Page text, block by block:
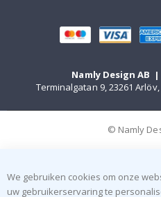
Namly Design AB |
Terminalgatan 9, 23261
© Namly
We gebruiken cookies om onze
uw gebruikerservaring te